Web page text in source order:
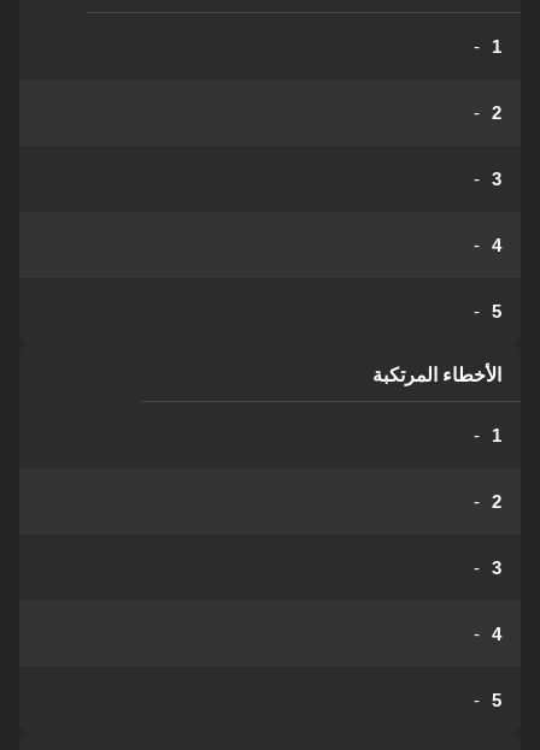
1
-
2
-
3
-
4
-
5
-
الأخطاء المرتكبة
1
-
2
-
3
-
4
-
5
-